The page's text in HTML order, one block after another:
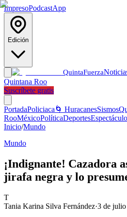
ImpresoPodcastApp
Edición
QuintaFuerza
Quintana Roo
Suscríbete gratis
PortadaPoliciaca 🌀 HuracanesSismos
RooMéxicoPolíticaDeportes
Inicio/Mundo
Mundo
¡Indignante! Cazadora
jirafa negra y lo
T
Tania Karina Silva Fernández·3 de